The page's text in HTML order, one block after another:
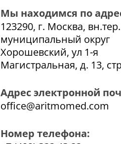
Мы находимся по
123290, г. Москва,
муниципальный округ
Хорошевский, ул 1-я
Магистральная, д. 13,
Адрес электронной
office@aritmomed.com
Номер телефона: